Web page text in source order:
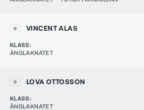
VINCENT ALAS
KLASS:
ÄNGLAKNATET
LOVA OTTOSSON
KLASS:
ÄNGLAKNATET